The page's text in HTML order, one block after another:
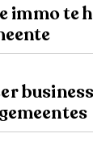
immo te